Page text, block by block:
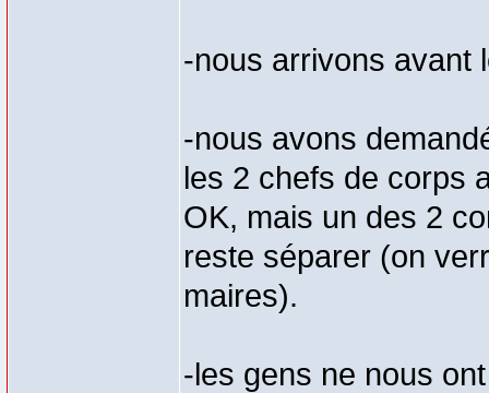
-nous arrivons avant
-nous avons
les 2 chefs de corps
OK, mais un des 2
reste séparer (on
maires).
-les gens ne nous